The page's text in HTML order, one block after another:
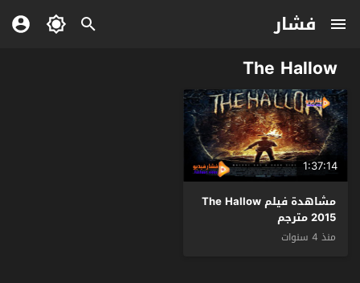
فشار
The Hallow
1:37:14
مشاهدة فيلم The Hallow
2015 مترجم
منذ 4 سنوات